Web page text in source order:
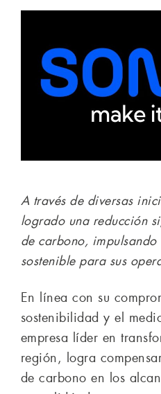
A través de diversas
logrado una reducción
de carbono, impulsando
sostenible para sus
En línea con su
sostenibilidad y el
empresa líder en
región, logra
de carbono en los